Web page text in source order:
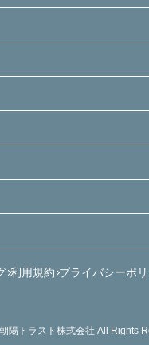
利用規約 プライバシーポ
陽トラスト株式会社 All Rights